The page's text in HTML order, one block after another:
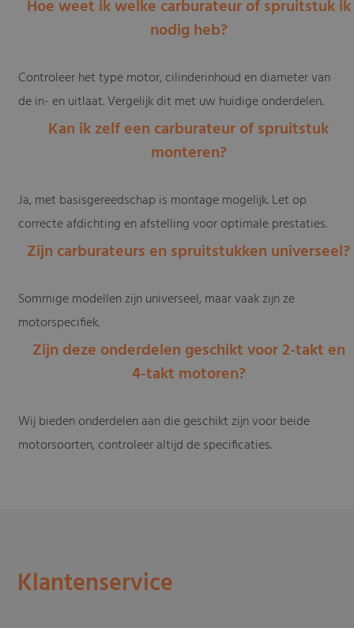
Hoe weet ik welke carburateur of spruitstuk ik
nodig heb?
Controleer het type motor, cilinderinhoud en diameter van
de in- en uitlaat. Vergelijk dit met uw huidige onderdelen.
Kan ik zelf een carburateur of spruitstuk
monteren?
Ja, met basisgereedschap is montage mogelijk. Let op
correcte afdichting en afstelling voor optimale prestaties.
Zijn carburateurs en spruitstukken universeel?
Sommige modellen zijn universeel, maar vaak zijn ze
motorspecifiek.
Zijn deze onderdelen geschikt voor 2-takt en
4-takt motoren?
Wij bieden onderdelen aan die geschikt zijn voor beide
motorsoorten, controleer altijd de specificaties.
Klantenservice